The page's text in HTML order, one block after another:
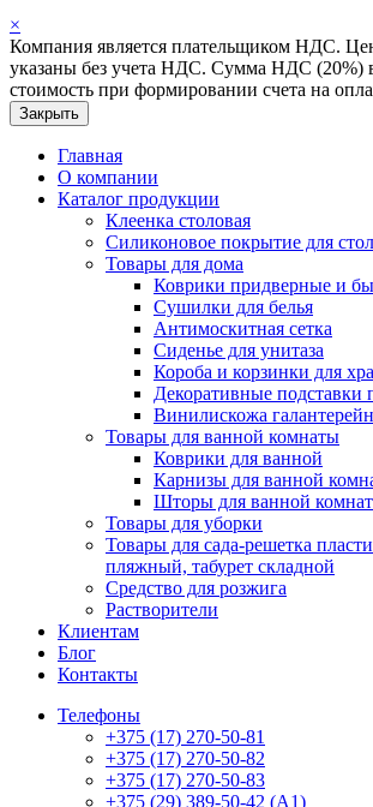
×
Компания является плательщиком НДС.
указаны без учета НДС. Сумма НДС (20%)
стоимость при формировании счета на
Закрыть
Главная
О компании
Каталог продукции
Клеенка столовая
Силиконовое покрытие для
Товары для дома
Коврики придверные и
Сушилки для белья
Антимоскитная сетка
Сиденье для унитаза
Короба и корзинки для
Декоративные подставки
Винилискожа
Товары для ванной комнаты
Коврики для ванной
Карнизы для ванной
Шторы для ванной
Товары для уборки
Товары для сада-решетка
пляжный, табурет складной
Средство для розжига
Растворители
Клиентам
Блог
Контакты
Телефоны
+375 (17) 270-50-81
+375 (17) 270-50-82
+375 (17) 270-50-83
+375 (29) 389-50-42 (А1)